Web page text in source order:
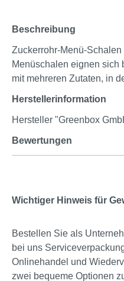
Beschreibung
Zuckerrohr-Menü-
Menüschalen eignen sich
mit mehreren Zutaten, in
Herstellerinformation
Hersteller "Greenbox
Bewertungen
Wichtiger Hinweis für
Bestellen Sie als
bei uns
Onlinehandel und
zwei bequeme Optionen